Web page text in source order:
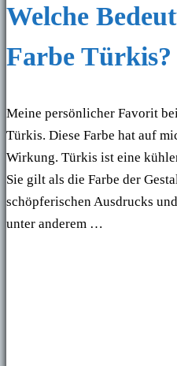
Welche
Farbe Türkis?
Meine persönlicher Favorit
Türkis. Diese Farbe hat auf
Wirkung. Türkis ist eine
Sie gilt als die Farbe der
schöpferischen Ausdrucks
unter anderem …